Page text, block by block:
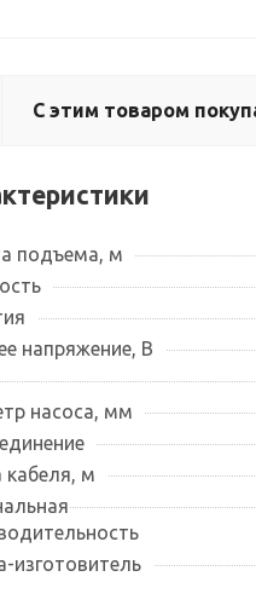
С этим товаром
подъема, м
напряжение, В
насоса, мм
кабеля, м
изготовитель